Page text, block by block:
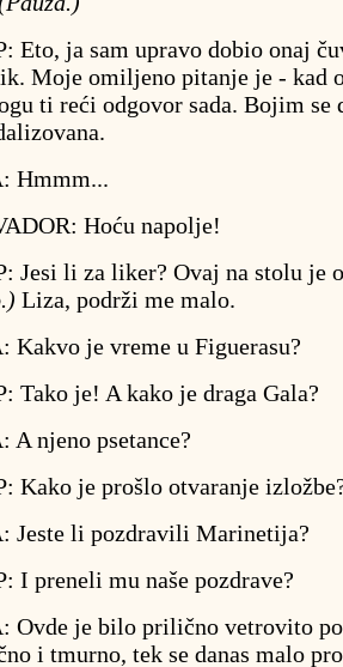
Eto, ja sam upravo dobio onaj
Moje omiljeno pitanje je - kad
ti reći odgovor sada. Bojim se
Hmmm...
Hoću napolje!
Jesi li za liker? Ovaj na stolu je
Liza, podrži me malo.
Kakvo je vreme u Figuerasu?
Tako je! A kako je draga Gala?
A njeno psetance?
Kako je prošlo otvaranje
Jeste li pozdravili Marinetija?
I preneli mu naše pozdrave?
Ovde je bilo prilično vetrovito
i tmurno, tek se danas malo